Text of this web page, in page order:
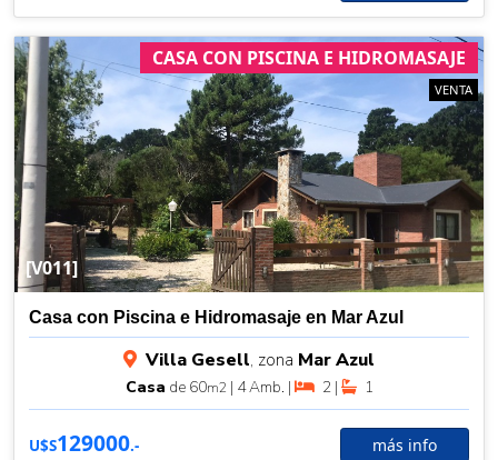
[V011]
CASA CON PISCINA E HIDROMASAJE
VENTA
Casa con Piscina e Hidromasaje en Mar Azul
Villa Gesell, zona Mar Azul
Casa de 60m2 | 4 Amb. | 2 | 1
U$S129000.- más info